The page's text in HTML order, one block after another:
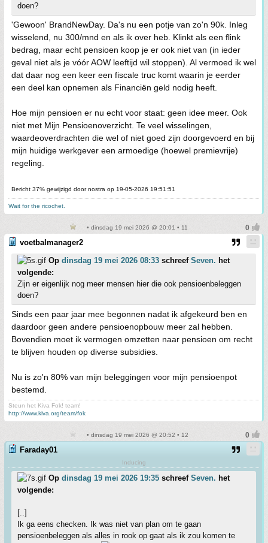
doen?
'Gewoon' BrandNewDay. Da's nu een potje van zo'n 90k. Inleg
wisselend, nu 300/mnd en als ik over heb. Klinkt als een flink
bedrag, maar echt pensioen koop je er ook niet van (in ieder
geval niet als je vóór AOW leeftijd wil stoppen). Al vermoed ik wel
dat daar nog een keer een fiscale truc komt waarin je eerder
een deel kan opnemen als Financiën geld nodig heeft.
Hoe mijn pensioen er nu echt voor staat: geen idee meer. Ook
niet met Mijn Pensioenoverzicht. Te veel wisselingen,
waardeoverdrachten die wel of niet goed zijn doorgevoerd en bij
mijn huidige werkgever een armoedige (hoewel premievrije)
regeling.
Bericht 37% gewijzigd door nostra op 19-05-2026 19:51:51
Wait for the ricochet.
• dinsdag 19 mei 2026 @ 20:01 • 11
voetbalmanager2
Op dinsdag 19 mei 2026 08:33 schreef Seven. het
volgende:
Zijn er eigenlijk nog meer mensen hier die ook pensioenbeleggen
doen?
Sinds een paar jaar mee begonnen nadat ik afgekeurd ben en
daardoor geen andere pensioenopbouw meer zal hebben.
Bovendien moet ik vermogen omzetten naar pensioen om recht
te blijven houden op diverse subsidies.
Nu is zo'n 80% van mijn beleggingen voor mijn pensioenpot
bestemd.
Steun het Kiva Fok! team!
http://www.kiva.org/team/fok
• dinsdag 19 mei 2026 @ 20:52 • 12
Faraday01
Inducing
Op dinsdag 19 mei 2026 19:35 schreef Seven. het
volgende:
[..]
Ik ga eens checken. Ik was niet van plan om te gaan
pensioenbeleggen als alles in rook op gaat als ik zou komen te